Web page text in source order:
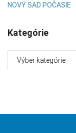
NOVÝ SAD POČASIE
Kategórie